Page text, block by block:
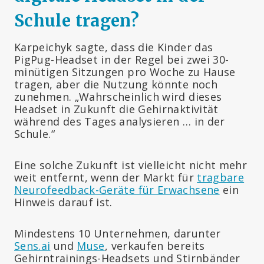
Schule tragen?
Karpeichyk sagte, dass die Kinder das
PigPug-Headset in der Regel bei zwei 30-
minütigen Sitzungen pro Woche zu Hause
tragen, aber die Nutzung könnte noch
zunehmen. „Wahrscheinlich wird dieses
Headset in Zukunft die Gehirnaktivität
während des Tages analysieren … in der
Schule.“
Eine solche Zukunft ist vielleicht nicht mehr
weit entfernt, wenn der Markt für tragbare
Neurofeedback-Geräte für Erwachsene ein
Hinweis darauf ist.
Mindestens 10 Unternehmen, darunter
Sens.ai und Muse, verkaufen bereits
Gehirntrainings-Headsets und Stirnbänder